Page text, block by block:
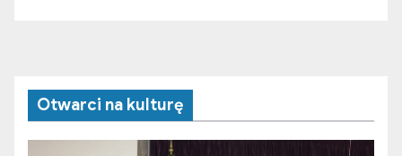
Otwarci na kulturę